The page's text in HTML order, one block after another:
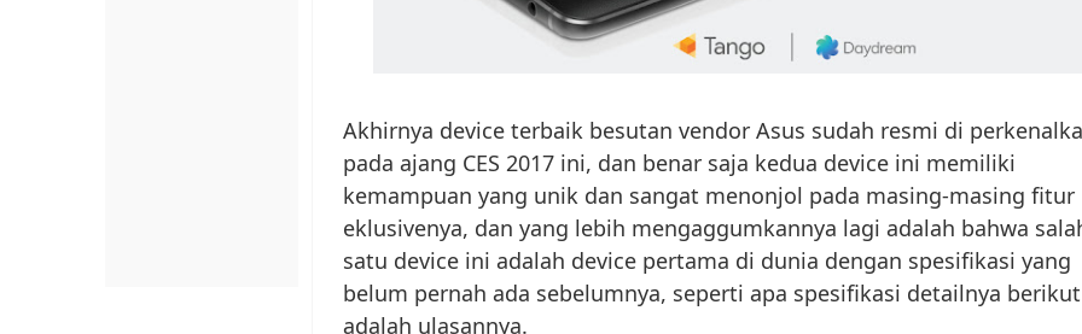
Akhirnya device terbaik besutan vendor Asus sudah resmi di
pada ajang CES 2017 ini, dan benar saja kedua device ini memiliki
kemampuan yang unik dan sangat menonjol pada masing-masing fitur
eklusivenya, dan yang lebih mengaggumkannya lagi adalah bahwa
satu device ini adalah device pertama di dunia dengan spesifikasi yang
belum pernah ada sebelumnya, seperti apa spesifikasi detailnya berikut
adalah ulasannya.